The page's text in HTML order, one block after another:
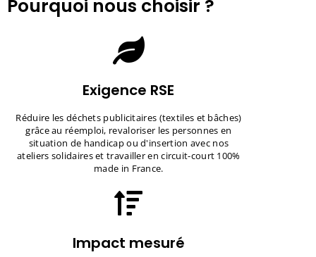
Pourquoi nous choisir ?
Exigence RSE
Réduire les déchets publicitaires (textiles et bâches)
grâce au réemploi, revaloriser les personnes en
situation de handicap ou d'insertion avec nos
ateliers solidaires et travailler en circuit-court 100%
made in France.
Impact mesuré